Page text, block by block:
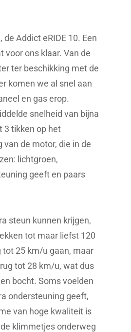
Addict eRIDE 10. Een
voor ons klaar. Van de
ter beschikking met de
komen we al snel aan
en gas erop.
snelheid van bijna
3 tikken op het
de motor, die in de
lichtgroen,
geeft en paars
steun kunnen krijgen,
tot maar liefst 120
tot 25 km/u gaan, maar
tot 28 km/u, wat dus
bocht. Soms voelden
ondersteuning geeft,
van hoge kwaliteit is
klimmetjes onderweg